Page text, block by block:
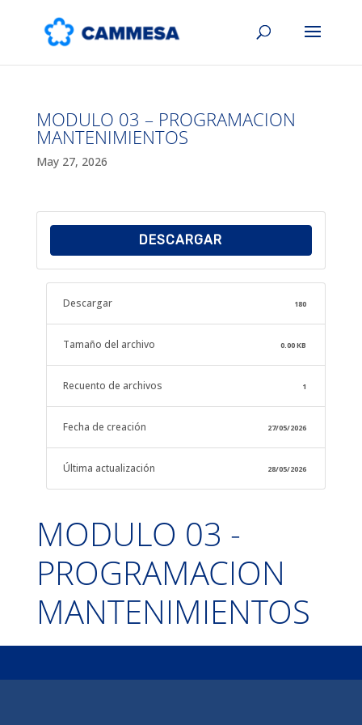
MODULO 03 – PROGRAMACION
MANTENIMIENTOS
May 27, 2026
DESCARGAR
Descargar 180
Tamaño del archivo 0.00 KB
Recuento de archivos 1
Fecha de creación 27/05/2026
Última actualización 28/05/2026
MODULO 03 -
PROGRAMACION
MANTENIMIENTOS